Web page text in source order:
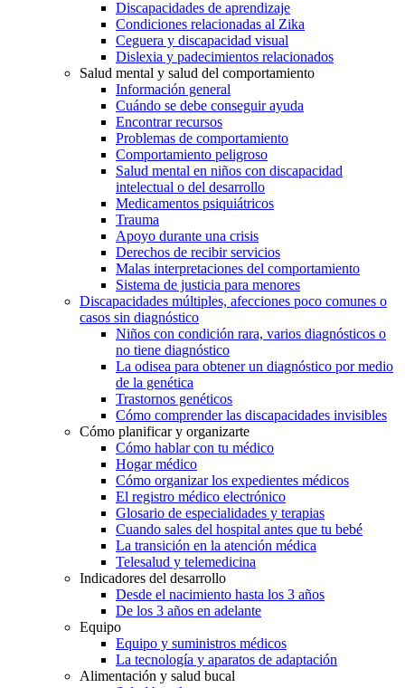
Discapacidades de aprendizaje
Condiciones relacionadas al Zika
Ceguera y discapacidad visual
Dislexia y padecimientos relacionados
Salud mental y salud del comportamiento
Información general
Cuándo se debe conseguir ayuda
Encontrar recursos
Problemas de comportamiento
Comportamiento peligroso
Salud mental en niños con discapacidad
intelectual o del desarrollo
Medicamentos psiquiátricos
Trauma
Apoyo durante una crisis
Derechos de recibir servicios
Malas interpretaciones del comportamiento
Sistema de justicia para menores
Discapacidades múltiples, afecciones poco comunes o
casos sin diagnóstico
Niños con condición rara, varios diagnósticos o
no tiene diagnóstico
La odisea para obtener un diagnóstico por medio
de la genética
Trastornos genéticos
Cómo comprender las discapacidades invisibles
Cómo planificar y organizarte
Cómo hablar con tu médico
Hogar médico
Cómo organizar los expedientes médicos
El registro médico electrónico
Glosario de especialidades y terapias
Cuando sales del hospital antes que tu bebé
La transición en la atención médica
Telesalud y telemedicina
Indicadores del desarrollo
Desde el nacimiento hasta los 3 años
De los 3 años en adelante
Equipo
Equipo y suministros médicos
La tecnología y aparatos de adaptación
Alimentación y salud bucal